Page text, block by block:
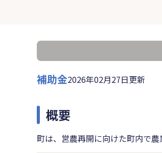
補助金2026年02月27日更新
概要
町は、営農再開に向けた町内で